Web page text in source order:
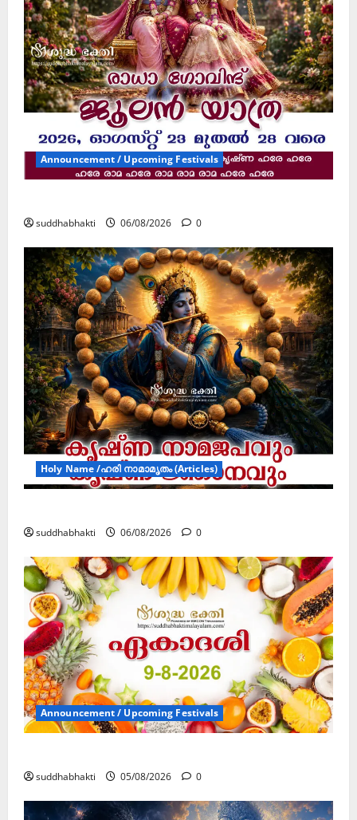
Announcement / Upcoming Festivals
suddhabhakti 06/08/2026 0
Holy Name /ഹരി നാമാമൃതം (Articles)
suddhabhakti 06/08/2026 0
Announcement / Upcoming Festivals
suddhabhakti 05/08/2026 0